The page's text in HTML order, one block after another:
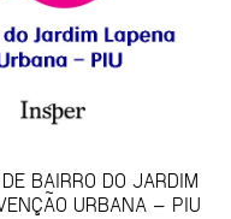
BAIRRO DO JARDIM
URBANA – PIU